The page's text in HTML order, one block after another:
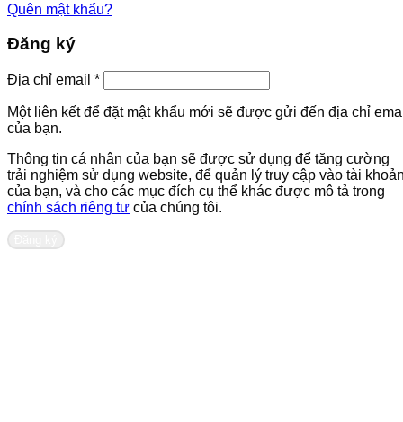
Quên mật khẩu?
Đăng ký
Địa chỉ email *Bắt
buộc
Một liên kết để đặt mật khẩu mới sẽ được gửi đến địa chỉ
của bạn.
Thông tin cá nhân của bạn sẽ được sử dụng để tăng cường
trải nghiệm sử dụng website, để quản lý truy cập vào tài
của bạn, và cho các mục đích cụ thể khác được mô tả trong
chính sách riêng tư của chúng tôi.